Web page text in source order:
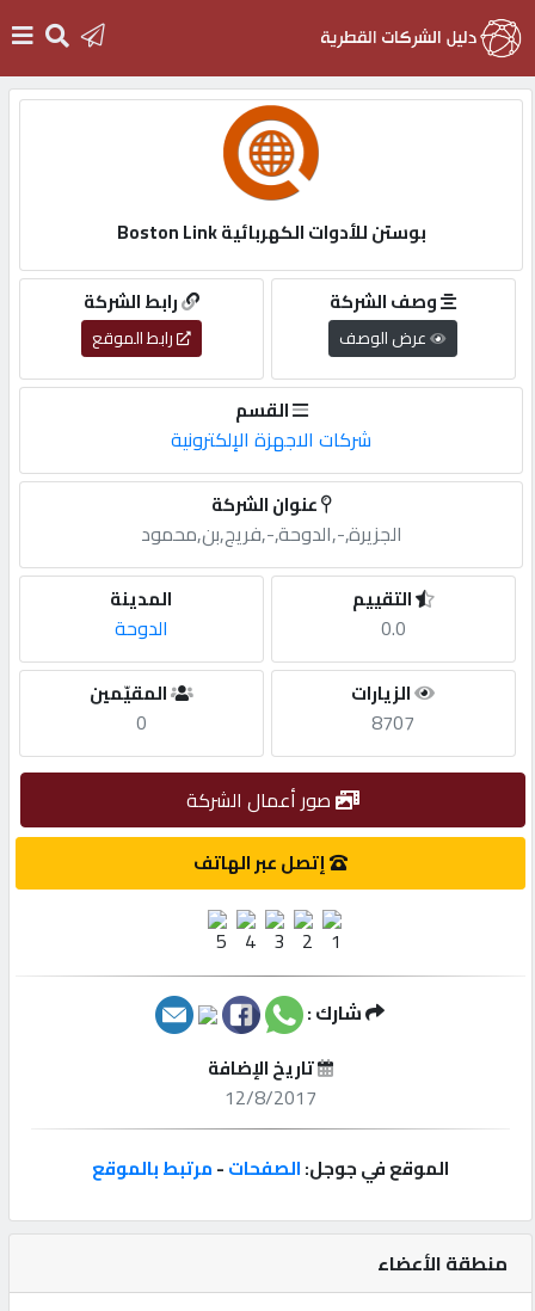
التسجيل
English
أضف
مطلوب
طلب
الاحصائيات
إتصل
إعلانات
منطقة الأعضاء
بوستن للأدوات الكهربائية Boston Link
رابط الشركة
رابط الموقع
وصف الشركة
عرض الوصف
القسم
شركات الاجهزة الإلكترونية
عنوان الشركة
الجزيرة,-,الدوحة,-,فريج,بن,محمود
المدينة
الدوحة
التقييم
0.0
المقيّمين
0
الزيارات
8707
صور أعمال الشركة
إتصل عبر الهاتف
شارك :
تاريخ الإضافة
12/8/2017
الموقع في جوجل:الصفحات-مرتبط بالموقع